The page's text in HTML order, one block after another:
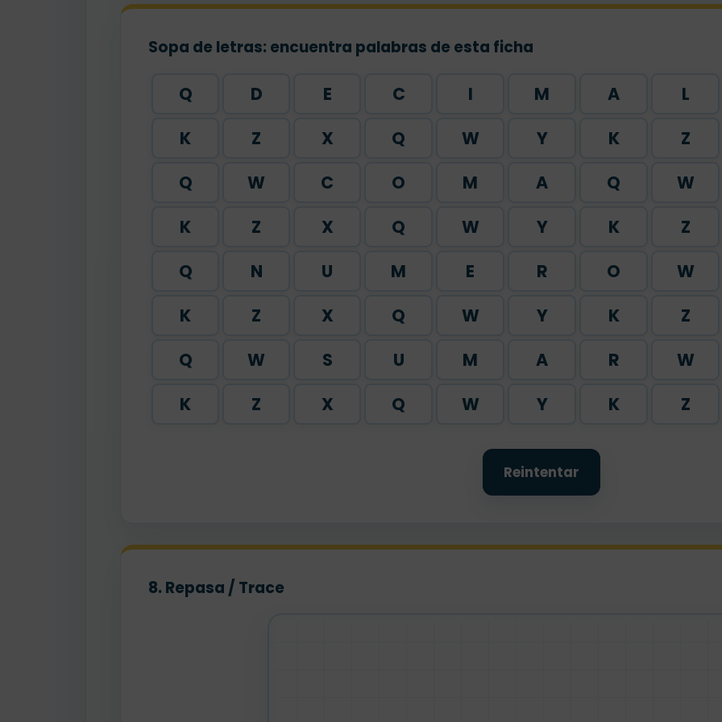
Sopa de letras: encuentra palabras de esta ficha
Q D E C I M A
L
K
Z X Q W Y K
Z
Q
W C O M A Q
W
K
Z X Q W Y K
Z
Q
N U M E R O
W
K
Z X Q W Y K
Z
Q
W S U M A R
W
K
Z X Q W Y K Z
Reintentar
8. Repasa / Trace